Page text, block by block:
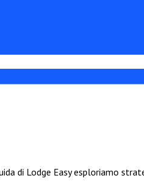
di Lodge Easy esploriamo